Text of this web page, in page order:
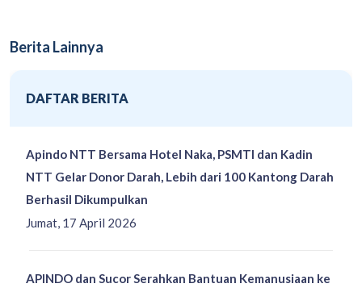
Berita Lainnya
DAFTAR BERITA
Jumat, 17 April 2026
Apindo NTT Bersama Hotel Naka, PSMTI dan Kadin
NTT Gelar Donor Darah, Lebih dari 100 Kantong Darah
Berhasil Dikumpulkan
APINDO dan Sucor Serahkan Bantuan Kemanusiaan ke